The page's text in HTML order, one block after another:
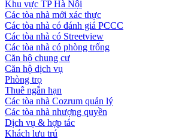
Khu vực TP Hà Nội
Các tòa nhà mới xác thực
Các tòa nhà có đánh giá PCCC
Các tòa nhà có Streetview
Các tòa nhà có phòng trống
Căn hộ chung cư
Căn hộ dịch vụ
Phòng trọ
Thuê ngắn hạn
Các tòa nhà Cozrum quản lý
Các tòa nhà nhượng quyền
Dịch vụ & hợp tác
Khách lưu trú